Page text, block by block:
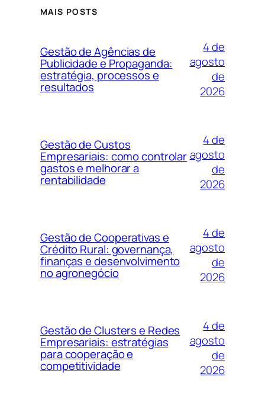
MAIS POSTS
Gestão de Agências de
Publicidade e Propaganda:
estratégia, processos e
resultados
4 de
agosto
de
2026
Gestão de Custos
Empresariais: como controlar
gastos e melhorar a
rentabilidade
4 de
agosto
de
2026
Gestão de Cooperativas e
Crédito Rural: governança,
finanças e desenvolvimento
no agronegócio
4 de
agosto
de
2026
Gestão de Clusters e Redes
Empresariais: estratégias
para cooperação e
competitividade
4 de
agosto
de
2026